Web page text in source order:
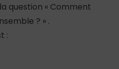
question « Comment
? » .
: